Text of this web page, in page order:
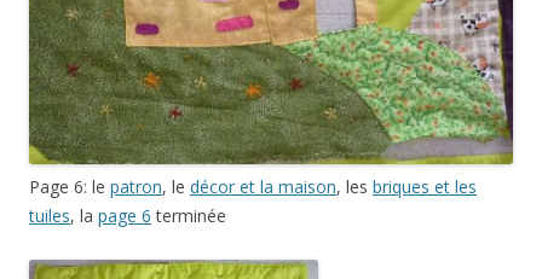
Page 6: le patron, le décor et la maison, les briques et les
tuiles, la page 6 terminée